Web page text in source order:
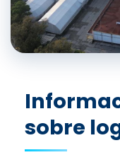
sobre